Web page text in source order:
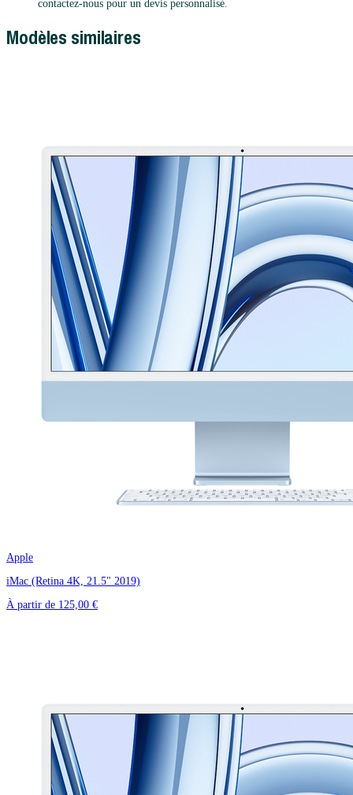
contactez-nous pour un devis personnalisé.
Modèles similaires
Apple
iMac (Retina 4K, 21.5" 2019)
À partir de 125,00 €